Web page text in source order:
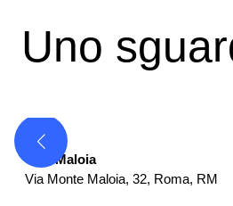
Uno
Casa di Riposo
Villa Maloia
Via Monte Maloia, 32, Roma, RM